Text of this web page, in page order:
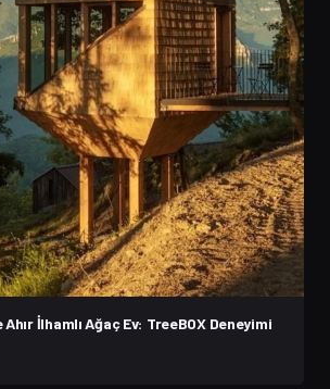
İlhamlı Ağaç Ev: TreeBOX Deneyimi